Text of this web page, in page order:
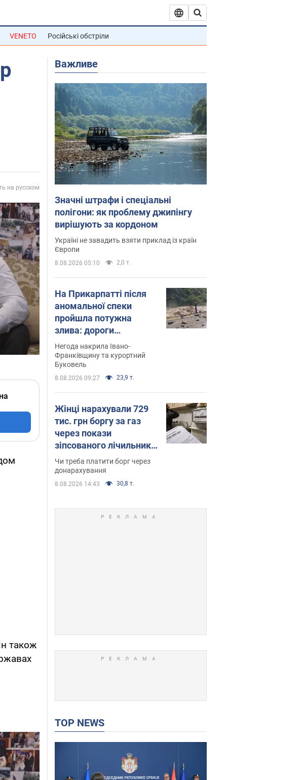
VENETO Російські обстріли
на русском
також
Важливе
Значні штрафи і спеціальні
полігони: як проблему джипінгу
вирішують за кордоном
Україні не завадить взяти приклад із країн
Європи
8.08.2026 05:10 2,0 т.
На Прикарпатті після
аномальної спеки
пройшла потужна
злива: дороги
перетворились на
річки. Відео
Негода накрила Івано-
Франківщину та курортний
Буковель
8.08.2026 09:27 23,9 т.
Жінці нарахували 729
тис. грн боргу за газ
через покази
зіпсованого лічильника:
суддя ухвалив
неочікуване рішення
Чи треба платити борг через
донарахування
8.08.2026 14:43 30,8 т.
TOP NEWS